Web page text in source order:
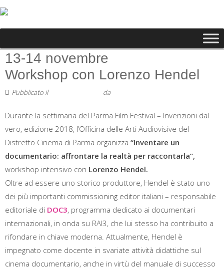
13-14 novembre
Workshop con Lorenzo Hendel
Pubblicato il da
Durante la settimana del Parma Film Festival – Invenzioni dal
vero, edizione 2018, l’Officina delle Arti Audiovisive del
Distretto Cinema di Parma organizza “Inventare un
documentario: affrontare la realtà per raccontarla”,
workshop intensivo con Lorenzo Hendel.
Oltre ad essere uno storico produttore, Hendel è stato uno
dei più importanti commissioning editor italiani – responsabile
editoriale di DOC3, programma dedicato ai documentari
internazionali, in onda su RAI3, che lui stesso ha contribuito a
rifondare in chiave moderna. Attualmente, Hendel è
impegnato come docente in svariate attività didattiche sul
cinema documentario, anche in virtù del manuale di successo